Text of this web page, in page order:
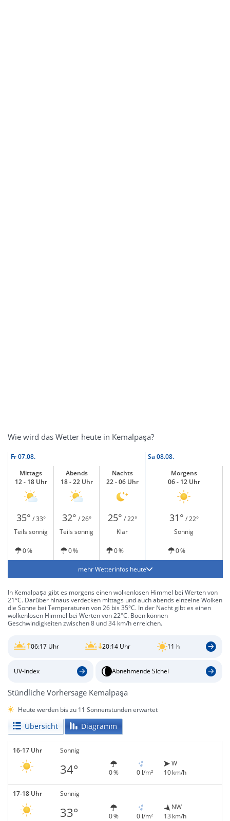
Wie wird das Wetter heute in Kemalpaşa?
Fr07.08. Sa 08.08.
Mittags
12 - 18 Uhr
Abends
18 - 22 Uhr
Nachts
22 - 06 Uhr
Morgens
06 - 12 Uhr
35° / 33° 32° / 26° 25° / 22° 31° / 22°
Teils sonnig
Teils sonnig Klar Sonnig
0 % 0 % 0 % 0 %
mehr Wetterinfos heute
In Kemalpaşa gibt es morgens einen wolkenlosen Himmel bei Werten von
21°C. Darüber hinaus verdecken mittags und auch abends einzelne Wolken
die Sonne bei Temperaturen von 26 bis 35°C. In der Nacht gibt es einen
wolkenlosen Himmel bei Werten von 22°C. Böen können
Geschwindigkeiten zwischen 8 und 34 km/h erreichen.
06:17 Uhr 20:14 Uhr 11 h
UV-Index Abnehmende Sichel
Stündliche Vorhersage Kemalpaşa
Heute werden bis zu 11 Sonnenstunden erwartet
Übersicht Diagramm
16-17 Uhr Sonnig
34° 0 % 0 l/m²
W
10 km/h
17-18 Uhr Sonnig
33° 0 % 0 l/m²
NW
13 km/h